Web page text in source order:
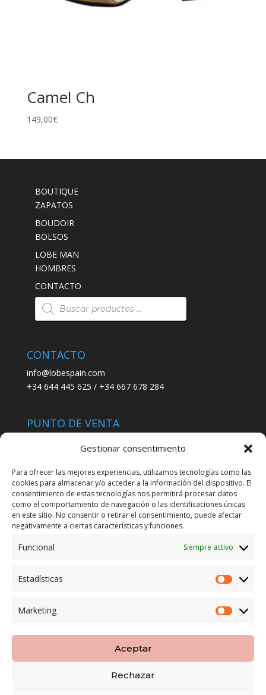
Gestionar consentimiento
Para ofrecer las mejores experiencias, utilizamos tecnologías como las
cookies para almacenar y/o acceder a la información del dispositivo. El
consentimiento de estas tecnologías nos permitirá procesar datos
como el comportamiento de navegación o las identificaciones únicas
en este sitio. No consentir o retirar el consentimiento, puede afectar
negativamente a ciertas características y funciones.
Funcional Siempre activo
Estadísticas
Marketing
Aceptar
Rechazar
Camel Ch
149,00€
BOUTIQUE
ZAPATOS
BOUDOIR
BOLSOS
LOBE MAN
HOMBRES
CONTACTO
Búsqueda
de
productos
CONTACTO
info@lobespain.com
+34 644 445 625 / +34 667 678 284
PUNTO DE VENTA
C/ San José 6, 11004 Cádiz
LEGAL
POLÍTICA DE ENVÍO
TERMINOS Y CONDICIONES